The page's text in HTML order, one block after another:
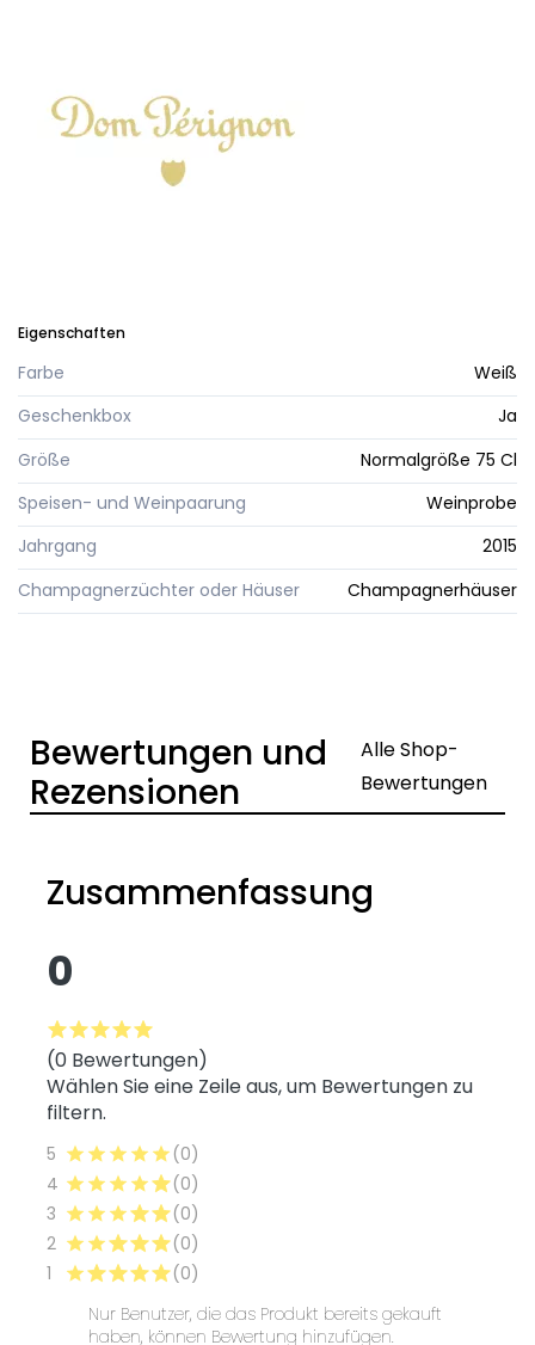
Eigenschaften
Farbe
Weiß
Geschenkbox
Ja
Größe
Normalgröße 75 Cl
Speisen- und Weinpaarung
Weinprobe
Jahrgang
2015
Champagnerzüchter oder Häuser
Champagnerhäuser
Bewertungen und
Rezensionen
Alle Shop-
Bewertungen
Zusammenfassung
0
(0 Bewertungen)
Wählen Sie eine Zeile aus, um Bewertungen zu
filtern.
5
(0)
4
(0)
3
(0)
2
(0)
1
(0)
Nur Benutzer, die das Produkt bereits gekauft
haben, können Bewertung hinzufügen.